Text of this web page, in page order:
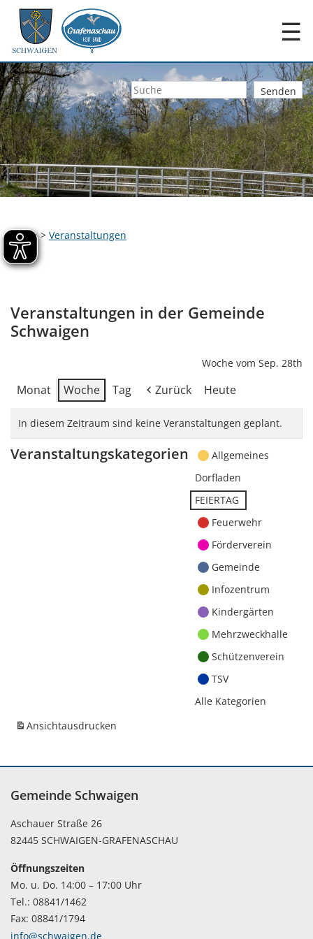
☰
Home> Veranstaltungen
Veranstaltungen in der Gemeinde
Schwaigen
Woche vom Sep. 28th
Monat Woche Tag Zurück Heute
In diesem Zeitraum sind keine Veranstaltungen geplant.
Veranstaltungskategorien
Allgemeines
Dorfladen
FEIERTAG
Feuerwehr
Förderverein
Gemeinde
Infozentrum
Kindergärten
Mehrzweckhalle
Schützenverein
TSV
Alle Kategorien
Ansichtausdrucken
Gemeinde Schwaigen
Aschauer Straße 26
82445 SCHWAIGEN-GRAFENASCHAU
Öffnungszeiten
Mo. u. Do. 14:00 – 17:00 Uhr
Tel.: 08841/1462
Fax: 08841/1794
info@schwaigen.de